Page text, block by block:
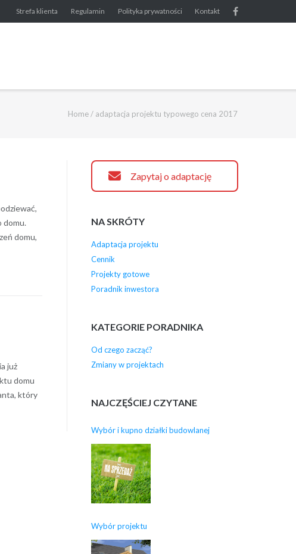
Strefa klienta Regulamin Polityka prywatności Kontakt
Home/ adaptacja projektu typowego cena 2017
domu.
domu,
już
domu
który
Zapytaj o adaptację
NA SKRÓTY
Adaptacja projektu
Cennik
Projekty gotowe
Poradnik inwestora
KATEGORIE PORADNIKA
Od czego zacząć?
Zmiany w projektach
NAJCZĘŚCIEJ CZYTANE
Wybór i kupno działki budowlanej
Wybór projektu